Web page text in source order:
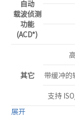
自动
载波侦测
功能
(ACD*)
其它
带缓冲
支持
展开